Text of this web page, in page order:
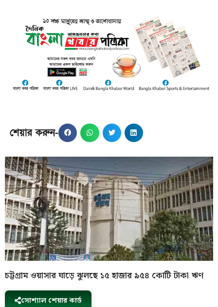
শেয়ার করুন-
চট্টগ্রাম ওয়াসার ঘাড়ে ঝুলছে ১৫ হাজার ৯৫৪ কোটি টাকা ঋণ
সোশ্যাল শেয়ার কার্ড